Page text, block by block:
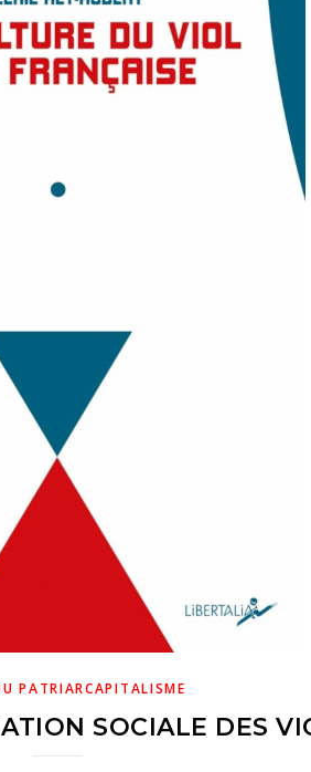
PATRIARCAPITALISME
SOCIALE DES